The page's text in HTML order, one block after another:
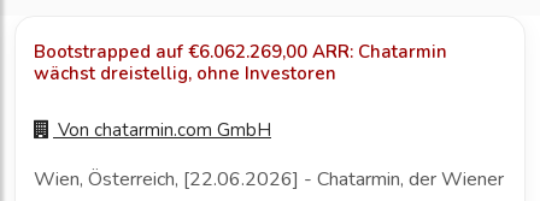
Bootstrapped auf €6.062.269,00 ARR: Chatarmin
wächst dreistellig, ohne Investoren
Von chatarmin.com GmbH
Wien, Österreich, [22.06.2026] - Chatarmin, der Wiener